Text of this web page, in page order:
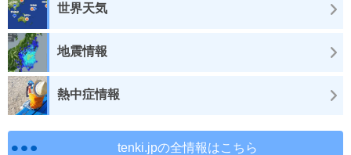
世界天気
地震情報
熱中症情報
tenki.jpの全情報はこちら